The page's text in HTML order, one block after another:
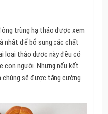
trùng hạ thảo được xem
nhất để bổ sung các chất
loại thảo dược này đều có
con người. Nhưng nếu kết
chúng sẽ được tăng cường